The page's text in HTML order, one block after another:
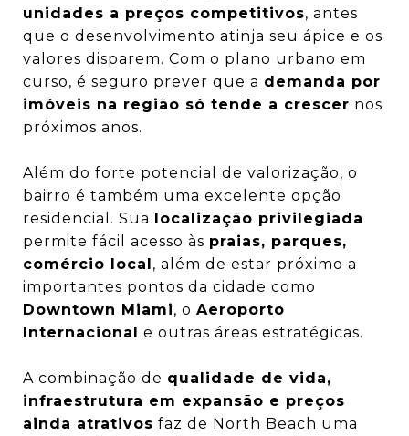
unidades a preços competitivos, antes
que o desenvolvimento atinja seu ápice e os
valores disparem. Com o plano urbano em
curso, é seguro prever que a demanda por
imóveis na região só tende a crescer nos
próximos anos.
Além do forte potencial de valorização, o
bairro é também uma excelente opção
residencial. Sua localização privilegiada
permite fácil acesso às praias, parques,
comércio local, além de estar próximo a
importantes pontos da cidade como
Downtown Miami, o Aeroporto
Internacional e outras áreas estratégicas.
A combinação de qualidade de vida,
infraestrutura em expansão e preços
ainda atrativos faz de North Beach uma